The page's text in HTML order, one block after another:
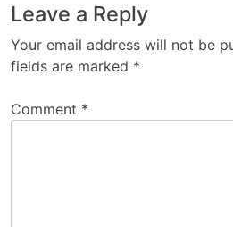
Leave a Reply
Your email address will not be
fields are marked *
Comment *